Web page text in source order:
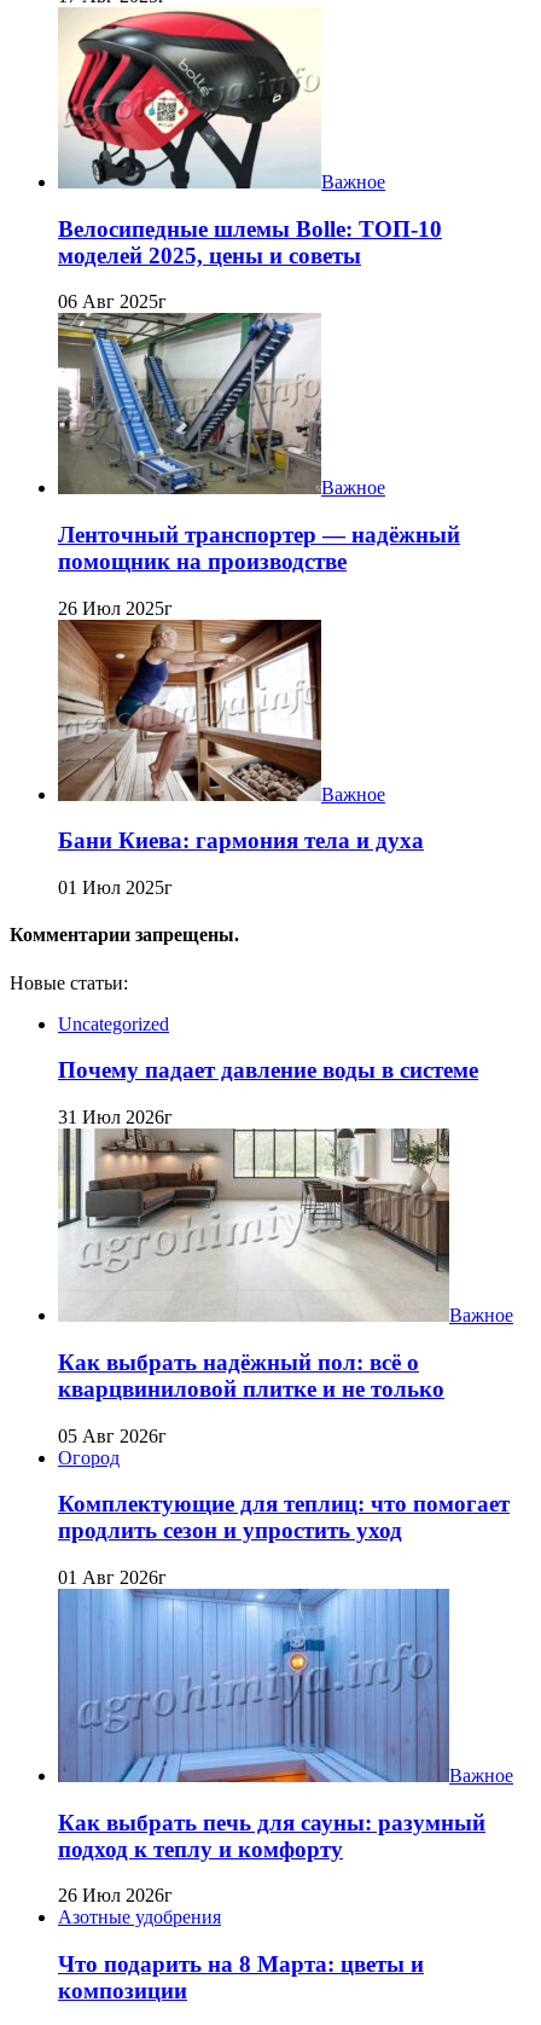
Важное
Велосипедные шлемы Bolle: ТОП-10
моделей 2025, цены и советы
06 Авг 2025г
Важное
Ленточный транспортер — надёжный
помощник на производстве
26 Июл 2025г
Важное
Бани Киева: гармония тела и духа
01 Июл 2025г
Комментарии запрещены.
Новые статьи:
Uncategorized
Почему падает давление воды в системе
31 Июл 2026г
Важное
Как выбрать надёжный пол: всё о
кварцвиниловой плитке и не только
05 Авг 2026г
Огород
Комплектующие для теплиц: что помогает
продлить сезон и упростить уход
01 Авг 2026г
Важное
Как выбрать печь для сауны: разумный
подход к теплу и комфорту
26 Июл 2026г
Азотные удобрения
Что подарить на 8 Марта: цветы и
композиции